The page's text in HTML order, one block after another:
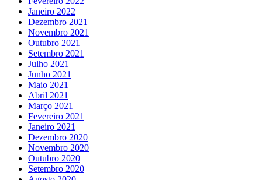
Janeiro 2022
Dezembro 2021
Novembro 2021
Outubro 2021
Setembro 2021
Julho 2021
Junho 2021
Maio 2021
Abril 2021
Março 2021
Fevereiro 2021
Janeiro 2021
Dezembro 2020
Novembro 2020
Outubro 2020
Setembro 2020